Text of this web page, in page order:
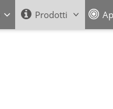
Prodotti